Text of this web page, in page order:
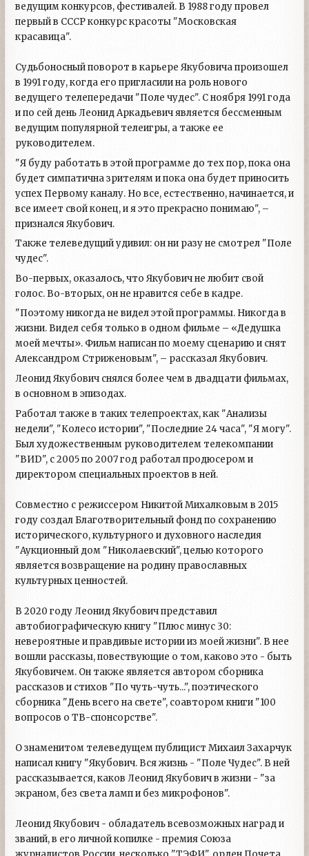
ведущим конкурсов, фестивалей. В 1988 году провел
первый в СССР конкурс красоты "Московская
красавица".
Судьбоносный поворот в карьере Якубовича произошел
в 1991 году, когда его пригласили на роль нового
ведущего телепередачи "Поле чудес". С ноября 1991 года
и по сей день Леонид Аркадьевич является бессменным
ведущим популярной телеигры, а также ее
руководителем.
"Я буду работать в этой программе до тех пор, пока она
будет симпатична зрителям и пока она будет приносить
успех Первому каналу. Но все, естественно, начинается, и
все имеет свой конец, и я это прекрасно понимаю", –
признался Якубович.
Также телеведущий удивил: он ни разу не смотрел "Поле
чудес".
Во-первых, оказалось, что Якубович не любит свой
голос. Во-вторых, он не нравится себе в кадре.
"Поэтому никогда не видел этой программы. Никогда в
жизни. Видел себя только в одном фильме – «Дедушка
моей мечты». Фильм написан по моему сценарию и снят
Александром Стриженовым", – рассказал Якубович.
Леонид Якубович снялся более чем в двадцати фильмах,
в основном в эпизодах.
Работал также в таких телепроектах, как "Анализы
недели", "Колесо истории", "Последние 24 часа", "Я могу".
Был художественным руководителем телекомпании
"ВИD", с 2005 по 2007 год работал продюсером и
директором специальных проектов в ней.
Совместно с режиссером Никитой Михалковым в 2015
году создал Благотворительный фонд по сохранению
исторического, культурного и духовного наследия
"Аукционный дом "Николаевский", целью которого
является возвращение на родину православных
культурных ценностей.
В 2020 году Леонид Якубович представил
автобиографическую книгу "Плюс минус 30:
невероятные и правдивые истории из моей жизни". В нее
вошли рассказы, повествующие о том, каково это - быть
Якубовичем. Он также является автором сборника
рассказов и стихов "По чуть-чуть...", поэтического
сборника "День всего на свете", соавтором книги "100
вопросов о ТВ-спонсорстве".
О знаменитом телеведущем публицист Михаил Захарчук
написал книгу "Якубович. Вся жизнь - "Поле Чудес". В ней
рассказывается, каков Леонид Якубович в жизни - "за
экраном, без света ламп и без микрофонов".
Леонид Якубович - обладатель всевозможных наград и
званий, в его личной копилке - премия Союза